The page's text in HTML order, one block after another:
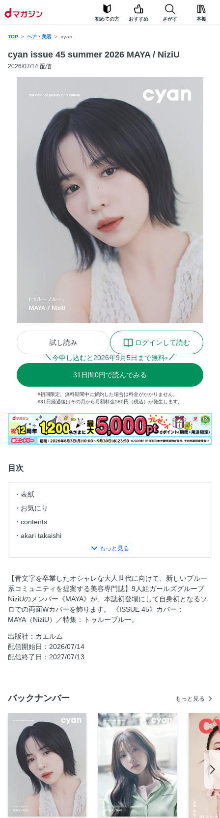
初めての方 おすすめ さがす 本棚
TOP ヘア・美容 cyan
cyan issue 45 summer 2026 MAYA / NiziU
2026/07/14 配信
試し読み
ログインして読む
今申し込むと 2026年9月5日まで無料※
31 日間0円で読んでみる
※初回限定。無料期間中に解約した場合は料金がかかりません。
※31日経過後はその月から月額料金580円（税込）が発生します。
目次
表紙
お気にり
contents
akari takaishi
yumia fujisaki
NOTE by N.
culture factory - MMoP
culture factory - Ao-Hata Bookstore
not just hair
mood fragments
masthead / credits
back cover
【青文字を卒業したオシャレな大人世代に向けて、新しいブルー
系コミュニティを提案する美容専門誌】9人組ガールズグループ
NiziUのメンバー《MAYA》が、本誌初登場にして自身初となるソ
ロでの両面Wカバーを飾ります。 《ISSUE 45》カバー：
MAYA（NiziU）／特集：トゥルーブルー。
出版社：カエルム
配信開始日：2026/07/14
配信終了日：2027/07/13
バックナンバー もっと見る